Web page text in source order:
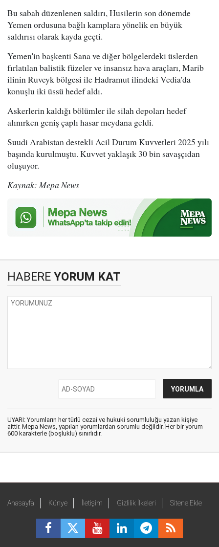
Bu sabah düzenlenen saldırı, Husilerin son dönemde
Yemen ordusuna bağlı kamplara yönelik en büyük
saldırısı olarak kayda geçti.
Yemen'in başkenti Sana ve diğer bölgelerdeki üslerden
fırlatılan balistik füzeler ve insansız hava araçları, Marib
ilinin Ruveyk bölgesi ile Hadramut ilindeki Vedia'da
konuşlu iki üssü hedef aldı.
Askerlerin kaldığı bölümler ile silah depoları hedef
alınırken geniş çaplı hasar meydana geldi.
Suudi Arabistan destekli Acil Durum Kuvvetleri 2025 yılı
başında kurulmuştu. Kuvvet yaklaşık 30 bin savaşçıdan
oluşuyor.
Kaynak: Mepa News
HABERE YORUM KAT
UYARI: Yorumların her türlü cezai ve hukuki sorumluluğu yazan kişiye
aittir. Mepa News, yapılan yorumlardan sorumlu değildir. Her bir yorum
600 karakterle (boşluklu) sınırlıdır.
Anasayfa Künye İletişim Gizlilik İlkeleri Sitene Ekle